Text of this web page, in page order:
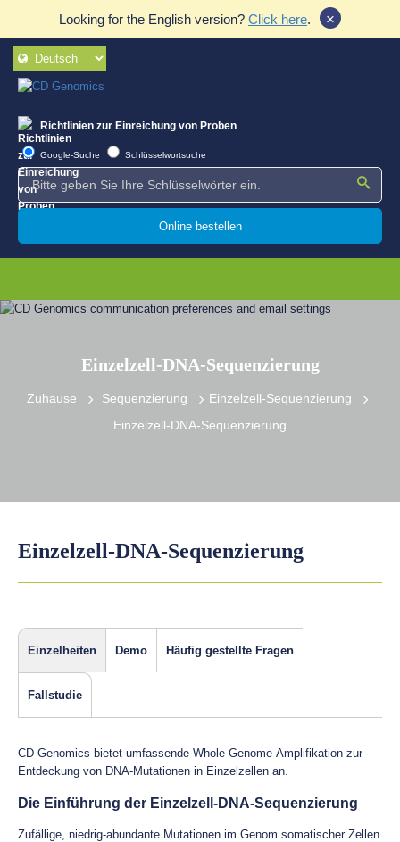
Looking for the English version? Click here. ×
Richtlinien zur Einreichung von Proben
Google-Suche Schlüsselwortsuche
Online bestellen
Einzelzell-DNA-Sequenzierung
Zuhause Sequenzierung
Einzelzell-Sequenzierung
Einzelzell-DNA-Sequenzierung
Einzelzell-DNA-Sequenzierung
Einzelheiten Demo Häufig gestellte Fragen
Fallstudie
CD Genomics bietet umfassende Whole-Genome-Amplifikation zur
Entdeckung von DNA-Mutationen in Einzelzellen an.
Die Einführung der Einzelzell-DNA-Sequenzierung
Zufällige, niedrig-abundante Mutationen im Genom somatischer Zellen